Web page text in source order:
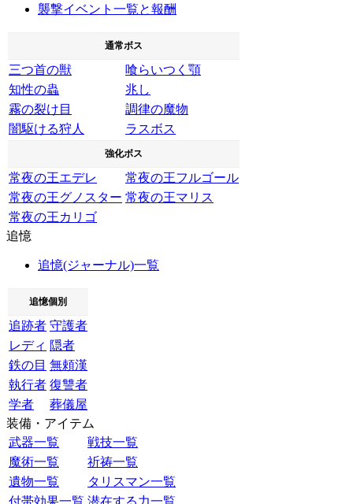
襲撃イベント一覧と報酬
通常ボス
三つ首の獣
喰らいつく顎
知性の蟲
兆し
霧の裂け目
調律の魔物
闇駆ける狩人
ラスボス
強化ボス
常夜の王エデレ
常夜の王フルゴール
常夜の王グノスター 常夜の王マリス
常夜の王カリゴ
追憶
追憶(ジャーナル)一覧
追憶個別
追跡者 守護者
レディ 隠者
鉄の目 無頼漢
執行者 復讐者
学者
葬儀屋
装備・アイテム
武器一覧
戦技一覧
魔術一覧
祈祷一覧
遺物一覧
タリスマン一覧
付帯効果一覧 潜在する力一覧